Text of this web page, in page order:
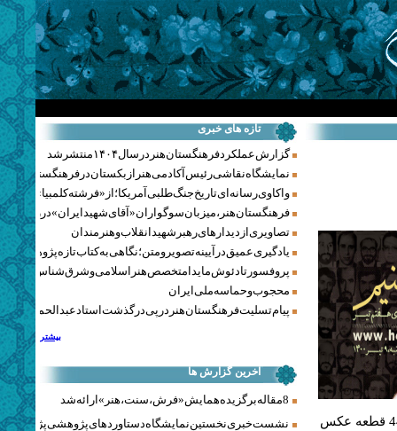
تازه های خبری
گزارش عملکرد فرهنگستان هنر در سال ۱۴۰۴ منتشر شد
نمایشگاه نقاشی رئیس آکادمی هنر ازبکستان در فرهنگستان هنر
واکاوی رسانه‌ای تاریخ جنگ‌طلبی آمریکا؛ از «فرشته کلمبیا» تا
فرهنگستان هنر، میزبان سوگواران «آقای شهید ایران» در
تصاویری از دیدارهای رهبر شهید انقلاب و هنرمندان
یادگیری عمیق در آیینه تصویر و متن؛ نگاهی به کتاب تازه پژوهشکده
پروفسور تادئوش مایدا متخصص هنر اسلامی و شرق‌شناس
محجوب و حماسه ملی ایران
پیام تسلیت فرهنگستان هنر در پی درگذشت استاد عبدالحمید
بیشتر
آخرین گزارش ها
8 مقاله برگزیده همایش «فرش، سنت، هنر» ارائه شد
نشست خبری نخستین نمایشگاه دستاوردهای پژوهشی
فلسطین، وابسته به فرهنگستان هنر، در نمایشگاه عکس «در مسیر تسنیم» 44 قطعه عکس